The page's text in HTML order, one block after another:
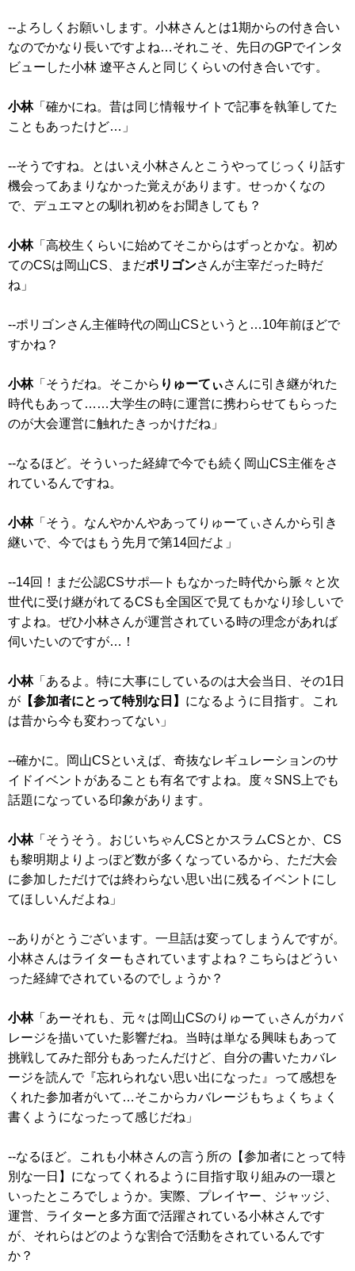
--よろしくお願いします。小林さんとは1期からの付き合い
なのでかなり長いですよね…それこそ、先日のGPでインタ
ビューした小林 遼平さんと同じくらいの付き合いです。
小林「確かにね。昔は同じ情報サイトで記事を執筆してた
こともあったけど…」
--そうですね。とはいえ小林さんとこうやってじっくり話す
機会ってあまりなかった覚えがあります。せっかくなの
で、デュエマとの馴れ初めをお聞きしても？
小林「高校生くらいに始めてそこからはずっとかな。初め
てのCSは岡山CS、まだポリゴンさんが主宰だった時だ
ね」
--ポリゴンさん主催時代の岡山CSというと…10年前ほどで
すかね？
小林「そうだね。そこから りゅーてぃさんに引き継がれた
時代もあって……大学生の時に運営に携わらせてもらった
のが大会運営に触れたきっかけだね」
--なるほど。そういった経緯で今でも続く岡山CS主催をさ
れているんですね。
小林「そう。なんやかんやあってりゅーてぃさんから引き
継いで、今ではもう先月で第14回だよ」
--14回！まだ公認CSサポ―トもなかった時代から脈々と次
世代に受け継がれてるCSも全国区で見てもかなり珍しいで
すよね。ぜひ小林さんが運営されている時の理念があれば
伺いたいのですが…！
小林「あるよ。特に大事にしているのは大会当日、その1日
が 【参加者にとって特別な日】 になるように目指す。これ
は昔から今も変わってない」
--確かに。岡山CSといえば、奇抜なレギュレーションのサ
イドイベントがあることも有名ですよね。度々SNS上でも
話題になっている印象があります。
小林「そうそう。おじいちゃんCSとかスラムCSとか、CS
も黎明期よりよっぽど数が多くなっているから、ただ大会
に参加しただけでは終わらない思い出に残るイベントにし
てほしいんだよね」
--ありがとうございます。一旦話は変ってしまうんですが。
小林さんはライターもされていますよね？こちらはどうい
った経緯でされているのでしょうか？
小林「あーそれも、元々は岡山CSのりゅーてぃさんがカバ
レージを描いていた影響だね。当時は単なる興味もあって
挑戦してみた部分もあったんだけど、自分の書いたカバレ
ージを読んで『忘れられない思い出になった』って感想を
くれた参加者がいて…そこからカバレージもちょくちょく
書くようになったって感じだね」
--なるほど。これも小林さんの言う所の【参加者にとって特
別な一日】になってくれるように目指す取り組みの一環と
いったところでしょうか。実際、プレイヤー、ジャッジ、
運営、ライターと多方面で活躍されている小林さんです
が、それらはどのような割合で活動をされているんです
か？